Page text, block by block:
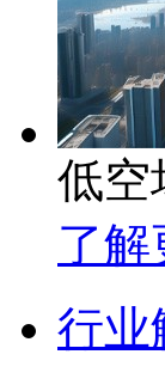
低空
了解
行业